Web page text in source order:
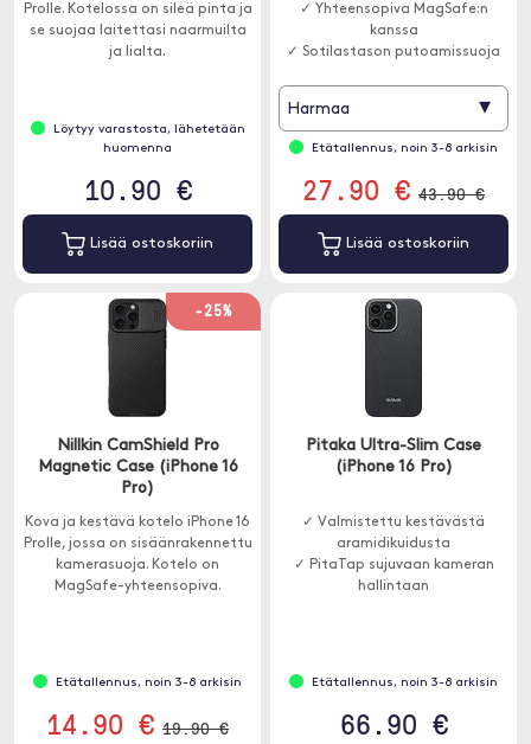
Prolle. Kotelossa on sileä pinta ja
se suojaa laitettasi naarmuilta
ja lialta.
Löytyy varastosta, lähetetään
huomenna
10.90 €
Lisää ostoskoriin
✓ Yhteensopiva MagSafe:n
kanssa
✓ Sotilastason putoamissuoja
Harmaa ▾
Etätallennus, noin 3-8 arkisin
27.90 € 43.90 €
Lisää ostoskoriin
-25%
Nillkin CamShield Pro
Magnetic Case (iPhone 16
Pro)
Kova ja kestävä kotelo iPhone 16
Prolle, jossa on sisäänrakennettu
kamerasuoja. Kotelo on
MagSafe-yhteensopiva.
Etätallennus, noin 3-8 arkisin
14.90 € 19.90 €
Pitaka Ultra-Slim Case
(iPhone 16 Pro)
✓ Valmistettu kestävästä
aramidikuidusta
✓ PitaTap sujuvaan kameran
hallintaan
Etätallennus, noin 3-8 arkisin
66.90 €